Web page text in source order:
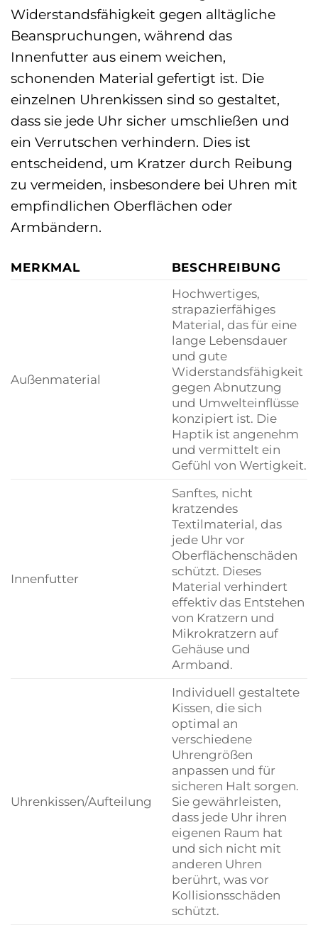
Widerstandsfähigkeit gegen alltägliche
Beanspruchungen, während das
Innenfutter aus einem weichen,
schonenden Material gefertigt ist. Die
einzelnen Uhrenkissen sind so gestaltet,
dass sie jede Uhr sicher umschließen und
ein Verrutschen verhindern. Dies ist
entscheidend, um Kratzer durch Reibung
zu vermeiden, insbesondere bei Uhren mit
empfindlichen Oberflächen oder
Armbändern.
MERKMAL BESCHREIBUNG
Außenmaterial
Hochwertiges,
strapazierfähiges
Material, das für eine
lange Lebensdauer
und gute
Widerstandsfähigkeit
gegen Abnutzung
und Umwelteinflüsse
konzipiert ist. Die
Haptik ist angenehm
und vermittelt ein
Gefühl von Wertigkeit.
Innenfutter
Sanftes, nicht
kratzendes
Textilmaterial, das
jede Uhr vor
Oberflächenschäden
schützt. Dieses
Material verhindert
effektiv das Entstehen
von Kratzern und
Mikrokratzern auf
Gehäuse und
Armband.
Uhrenkissen/Aufteilung
Individuell gestaltete
Kissen, die sich
optimal an
verschiedene
Uhrengrößen
anpassen und für
sicheren Halt sorgen.
Sie gewährleisten,
dass jede Uhr ihren
eigenen Raum hat
und sich nicht mit
anderen Uhren
berührt, was vor
Kollisionsschäden
schützt.